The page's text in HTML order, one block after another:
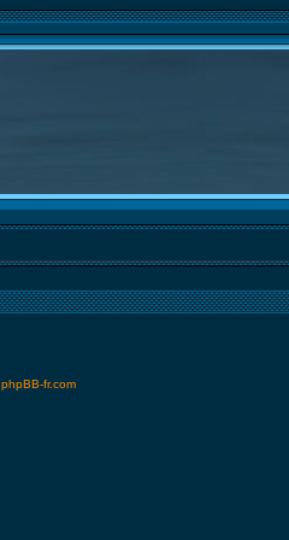
phpBB-fr.com